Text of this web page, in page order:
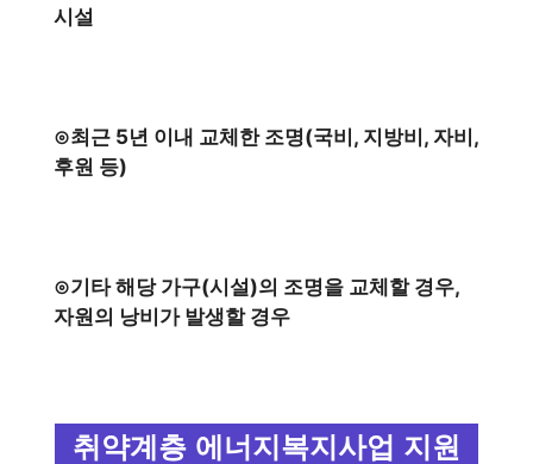
시설
⊙최근 5년 이내 교체한 조명(국비, 지방비, 자비,
후원 등)
⊙기타 해당 가구(시설)의 조명을 교체할 경우,
자원의 낭비가 발생할 경우
취약계층 에너지복지사업 지원